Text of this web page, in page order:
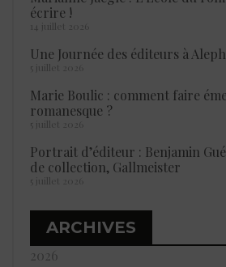
écrire !
14 juillet 2026
Une Journée des éditeurs à
5 juillet 2026
Marie Boulic : comment faire
romanesque ?
5 juillet 2026
Portrait d’éditeur : Benjamin
de collection, Gallmeister
5 juillet 2026
ARCHIVES
2026